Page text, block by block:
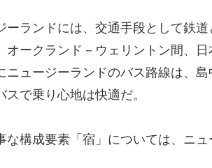
ーランドには、交通手段として鉄
オークランド－ウェリントン間、
ニュージーランドのバス路線は、
スで乗り心地は快適だ。
な構成要素「宿」については、ニ